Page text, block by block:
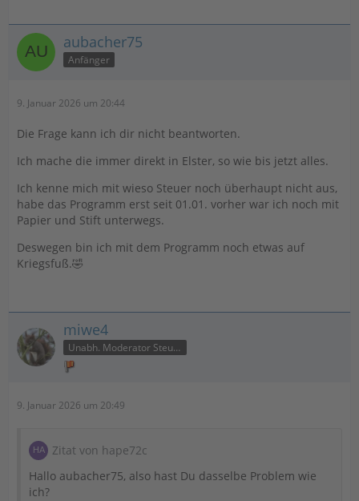
aubacher75
Anfänger
9. Januar 2026 um 20:44
Die Frage kann ich dir nicht beantworten.
Ich mache die immer direkt in Elster, so wie bis jetzt alles.
Ich kenne mich mit wieso Steuer noch überhaupt nicht aus,
habe das Programm erst seit 01.01. vorher war ich noch mit
Papier und Stift unterwegs.
Deswegen bin ich mit dem Programm noch etwas auf
Kriegsfuß.🤣
miwe4
Unabh. Moderator Steuer
9. Januar 2026 um 20:49
Zitat von hape72c
Hallo aubacher75, also hast Du dasselbe Problem wie
ich?